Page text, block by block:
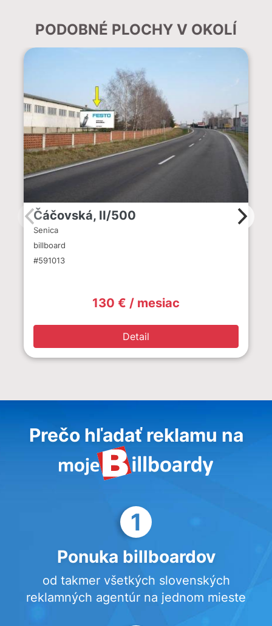
PODOBNÉ PLOCHY V OKOLÍ
Čáčovská, II/500
Senica
billboard
#591013
130 € / mesiac
Detail
Prečo hľadať reklamu na
1
Ponuka billboardov
od takmer všetkých slovenských
reklamných agentúr na jednom mieste